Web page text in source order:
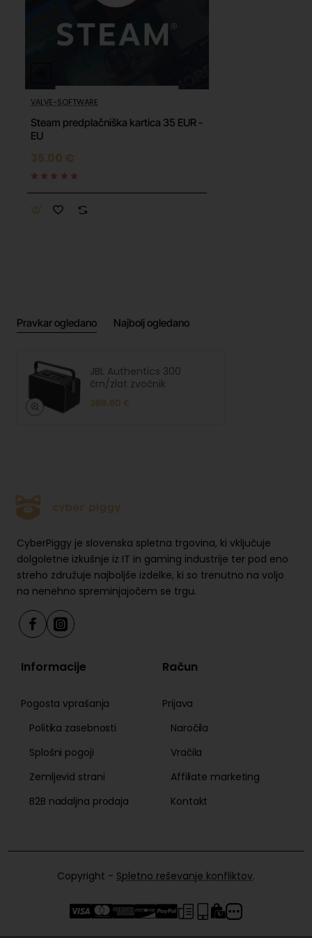
VALVE-SOFTWARE
Steam predplačniška kartica 35 EUR -
EU
35.00 €
Pravkar ogledano Najbolj ogledano
JBL Authentics 300
črn/zlat zvočnik
369.60 €
CyberPiggy je slovenska spletna trgovina, ki vključuje
dolgoletne izkušnje iz IT in gaming industrije ter pod eno
streho združuje najboljše izdelke, ki so trenutno na voljo
na nenehno spreminjajočem se trgu.
Informacije
Pogosta vprašanja
Politika zasebnosti
Splošni pogoji
Zemljevid strani
B2B nadaljna prodaja
Račun
Prijava
Naročila
Vračila
Affiliate marketing
Kontakt
Copyright - Spletno reševanje konfliktov.